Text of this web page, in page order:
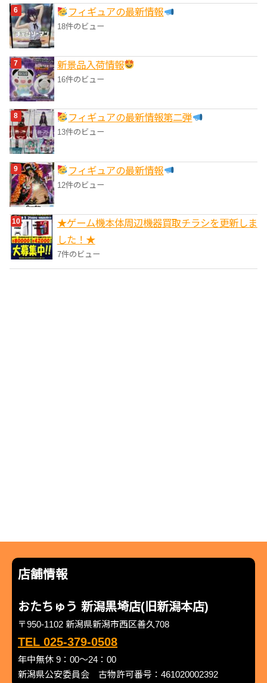
フィギュアの最新情報
18件のビュー
‎新景品入荷情報
16件のビュー
フィギュアの最新情報第二弾
13件のビュー
フィギュアの最新情報
12件のビュー
★ゲーム機本体周辺機器買取チラシを更新しま
した！★
7件のビュー
店舗情報
おたちゅう 新潟黒埼店(旧新潟本店)
〒950-1102 新潟県新潟市西区善久708
TEL 025-379-0508
年中無休 9：00～24：00
新潟県公安委員会 古物許可番号：461020002392